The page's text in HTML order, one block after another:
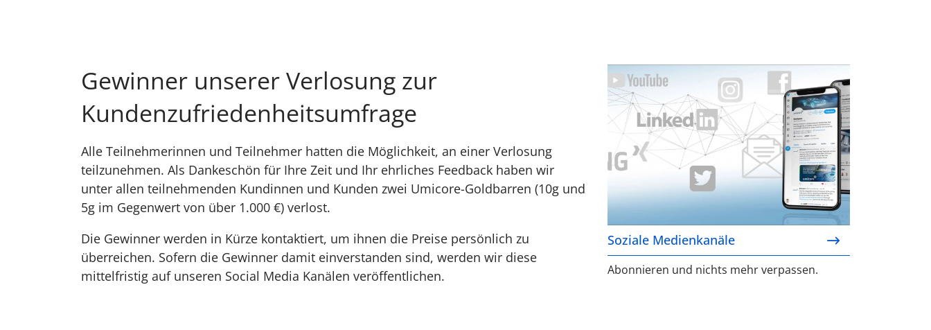
Gewinner unserer Verlosung zur
Kundenzufriedenheitsumfrage
Alle Teilnehmerinnen und Teilnehmer hatten die Möglichkeit, an einer Verlosung
teilzunehmen. Als Dankeschön für Ihre Zeit und Ihr ehrliches Feedback haben wir
unter allen teilnehmenden Kundinnen und Kunden zwei Umicore-Goldbarren (10g und
5g im Gegenwert von über 1.000 €) verlost.
Die Gewinner werden in Kürze kontaktiert, um ihnen die Preise persönlich zu
überreichen. Sofern die Gewinner damit einverstanden sind, werden wir diese
mittelfristig auf unseren Social Media Kanälen veröffentlichen.
Soziale Medienkanäle
Soziale Medienkanäle
Abonnieren und nichts mehr verpassen.